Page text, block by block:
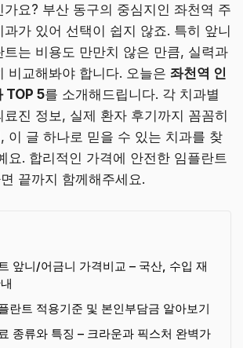
가요? 부산 동구의 중심지인 좌천역 주
과가 있어 선택이 쉽지 않죠. 특히 앞니
트는 비용도 만만치 않은 만큼, 실력과
비교해봐야 합니다. 오늘은 좌천역 인
TOP 5를 소개해드립니다. 각 치과별
진 정보, 실제 환자 후기까지 꼼꼼히
이 글 하나로 믿을 수 있는 치과를 찾
요. 합리적인 가격에 안전한 임플란트
끝까지 함께해주세요.
앞니/어금니 가격비교 – 국산, 수입 재
란트 적용기준 및 본인부담금 알아보기
종류와 특징 – 크라운과 픽스처 완벽가